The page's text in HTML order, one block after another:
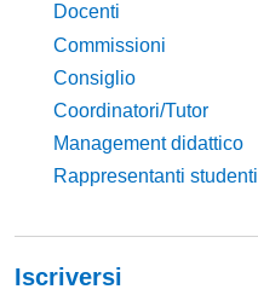
Docenti
Commissioni
Consiglio
Coordinatori/Tutor
Management didattico
Rappresentanti studenti
Iscriversi